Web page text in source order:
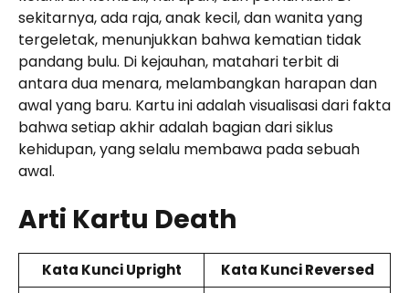
sekitarnya, ada raja, anak kecil, dan wanita yang
tergeletak, menunjukkan bahwa kematian tidak
pandang bulu. Di kejauhan, matahari terbit di
antara dua menara, melambangkan harapan dan
awal yang baru. Kartu ini adalah visualisasi dari fakta
bahwa setiap akhir adalah bagian dari siklus
kehidupan, yang selalu membawa pada sebuah
awal.
Arti Kartu Death
Kata Kunci Upright Kata Kunci Reversed